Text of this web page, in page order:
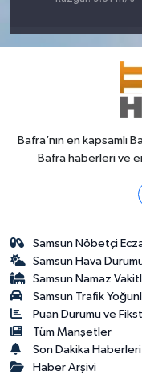
Bafra’nın en kapsamlı
Bafra haberleri ve
Samsun Nöbetçi
Samsun Hava
Samsun Namaz
Samsun Trafik
Puan Durumu ve
Tüm Manşetler
Son Dakika Haberleri
Haber Arşivi